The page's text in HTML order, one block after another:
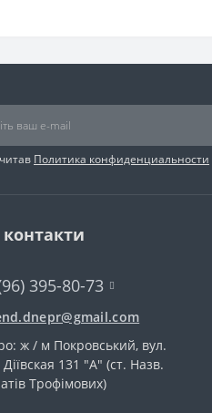
Политика конфиденциальности
395-80-73
ж / м Покровський, вул.
131 "А" (ст. Назв.
Трофімових)